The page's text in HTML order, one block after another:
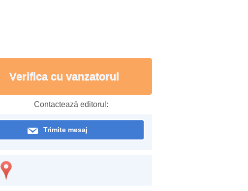
Verifica cu vanzatorul
Contactează editorul:
Trimite mesaj